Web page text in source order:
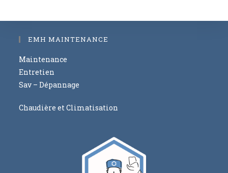
EMH MAINTENANCE
Maintenance
Entretien
Sav – Dépannage
Chaudière et Climatisation